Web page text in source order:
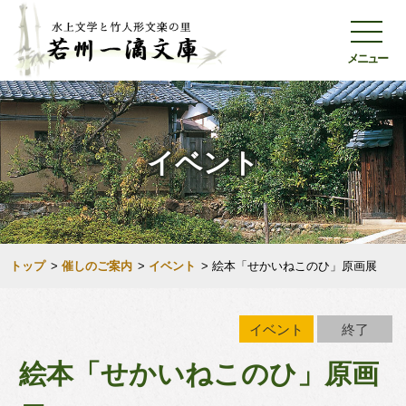
メニュー
イベント
トップ >催しのご案内 > イベント >絵本「せかいねこのひ」原画展
イベント 終了
絵本「せかいねこのひ」原画